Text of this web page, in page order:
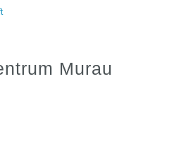
Murau